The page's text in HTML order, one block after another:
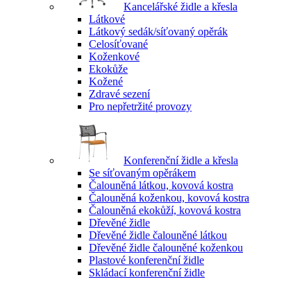
Kancelářské židle a křesla
Látkové
Látkový sedák/síťovaný opěrák
Celosíťované
Koženkové
Ekokůže
Kožené
Zdravé sezení
Pro nepřetržité provozy
Konferenční židle a křesla
Se síťovaným opěrákem
Čalouněná látkou, kovová kostra
Čalouněná koženkou, kovová kostra
Čalouněná ekokůží, kovová kostra
Dřevěné židle
Dřevěné židle čalouněné látkou
Dřevěné židle čalouněné koženkou
Plastové konferenční židle
Skládací konferenční židle